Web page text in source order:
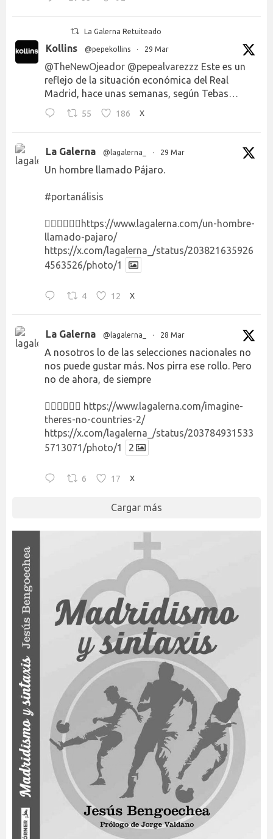
La Galerna Retuiteado
Kollins @pepekollins · 29 Mar
@TheNewOjeador @pepealvarezzz Este es un
reflejo de la situación económica del Real
Madrid, hace unas semanas, según Tebas…
55 186 X
La Galerna @lagalerna_ · 29 Mar
Un hombre llamado Pájaro.
#portanálisis
👉🏻👉🏻👉🏻 https://www.lagalerna.com/un-hombre-
llamado-pajaro/
https://x.com/lagalerna_/status/203821635926
4563526/photo/1
4 12 X
La Galerna @lagalerna_ · 28 Mar
A nosotros lo de las selecciones nacionales no
nos puede gustar más. Nos pirra ese rollo. Pero
no de ahora, de siempre
👉🏻👉🏻👉🏻 https://www.lagalerna.com/imagine-
theres-no-countries-2/
https://x.com/lagalerna_/status/203784931533
5713071/photo/1
2
6 17 X
Cargar más